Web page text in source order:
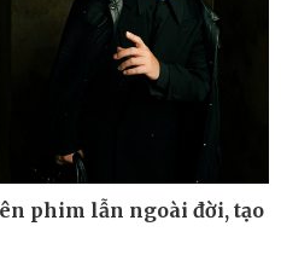
phim lẫn ngoài đời, tạo